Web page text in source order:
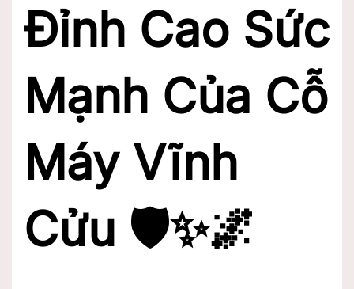
Đỉnh Cao Sức
Mạnh Của Cỗ
Máy Vĩnh
Cửu 🛡️✨🌌